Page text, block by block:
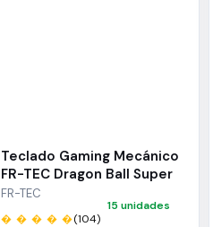
Teclado Gaming Mecánico
FR-TEC Dragon Ball Super
Keyboard
FR-TEC
� � � � �(104)
15 unidades